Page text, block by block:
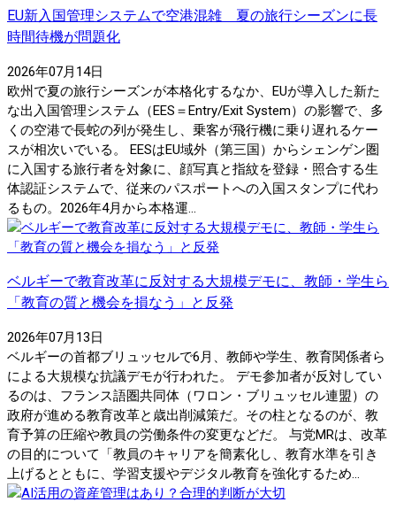
EU新入国管理システムで空港混雑 夏の旅行シーズンに長
時間待機が問題化
2026年07月14日
欧州で夏の旅行シーズンが本格化するなか、EUが導入した新た
な出入国管理システム（EES＝Entry/Exit System）の影響で、多
くの空港で長蛇の列が発生し、乗客が飛行機に乗り遅れるケー
スが相次いでいる。 EESはEU域外（第三国）からシェンゲン圏
に入国する旅行者を対象に、顔写真と指紋を登録・照合する生
体認証システムで、従来のパスポートへの入国スタンプに代わ
るもの。2026年4月から本格運...
ベルギーで教育改革に反対する大規模デモに、教師・学生ら
「教育の質と機会を損なう」と反発
2026年07月13日
ベルギーの首都ブリュッセルで6月、教師や学生、教育関係者ら
による大規模な抗議デモが行われた。 デモ参加者が反対してい
るのは、フランス語圏共同体（ワロン・ブリュッセル連盟）の
政府が進める教育改革と歳出削減策だ。その柱となるのが、教
育予算の圧縮や教員の労働条件の変更などだ。 与党MRは、改革
の目的について「教員のキャリアを簡素化し、教育水準を引き
上げるとともに、学習支援やデジタル教育を強化するため...